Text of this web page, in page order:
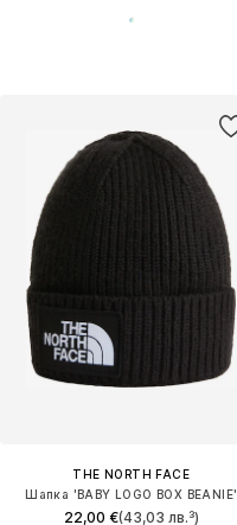
THE NORTH FACE
Шапка 'BABY LOGO BOX BEANIE'
22,00 €(43,03 лв.³)